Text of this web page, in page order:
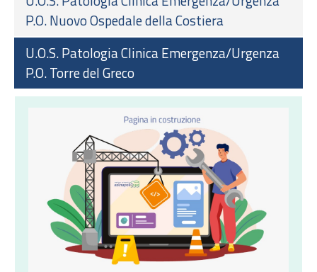
P.O. Nuovo Ospedale della Costiera
U.O.S. Patologia Clinica Emergenza/Urgenza
P.O. Torre del Greco